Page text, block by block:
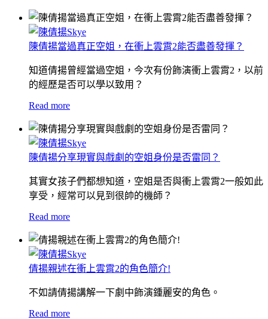
陳倩揚當過真正空姐，在衝上雲霄2能否盡善發揮？
知道倩揚曾經當過空姐，今次有份飾演衝上雲霄2，以前
的經歷是否可以學以致用？
Read more
陳倩揚分享現實與戲劇的空姐身份是否雷同？
其實女孩子們都想知道，空姐是否與衝上雲霄2一般如此
享受，經常可以見到很帥的機師？
Read more
倩揚親述在衝上雲霄2的角色簡介!
不如請倩揚講解一下劇中飾演鍾麗安的角色。
Read more